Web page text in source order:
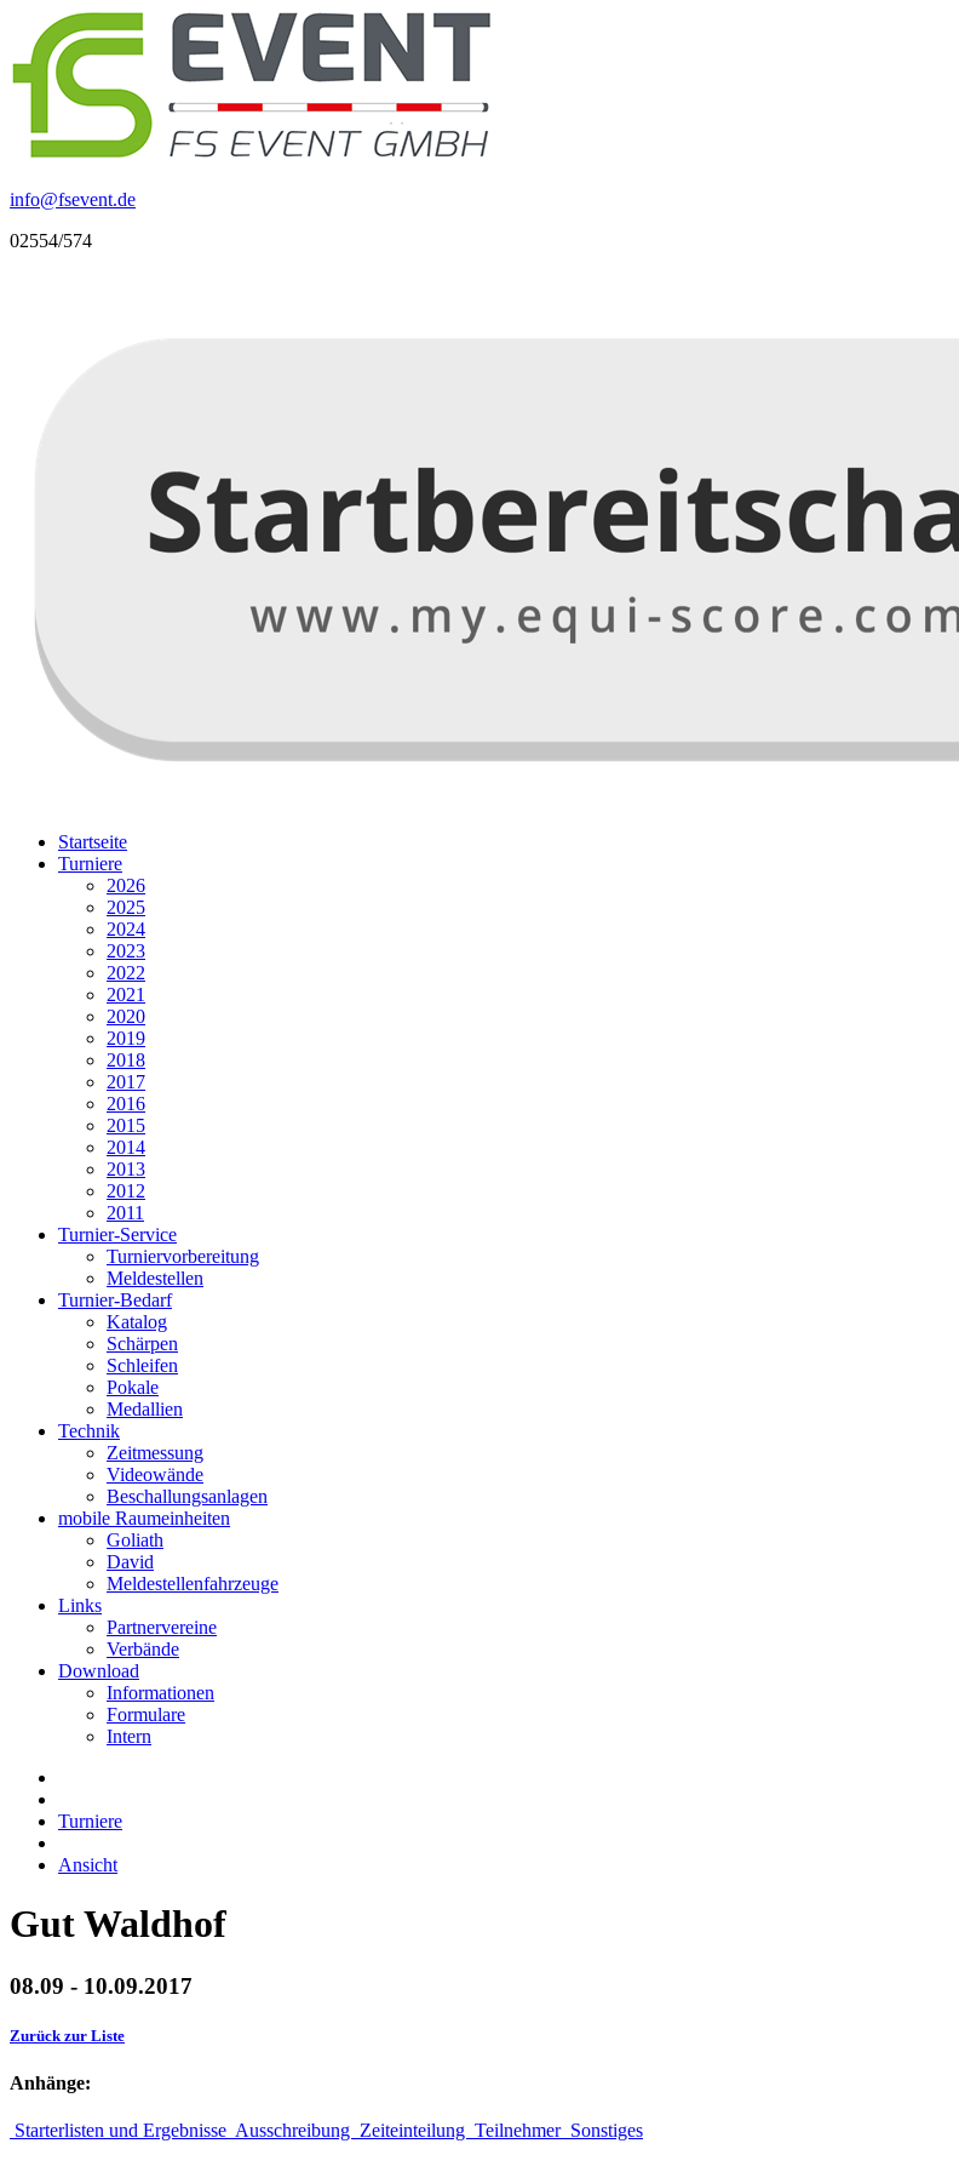
info@fsevent.de
02554/574
Startseite
Turniere
2026
2025
2024
2023
2022
2021
2020
2019
2018
2017
2016
2015
2014
2013
2012
2011
Turnier-Service
Turniervorbereitung
Meldestellen
Turnier-Bedarf
Katalog
Schärpen
Schleifen
Pokale
Medallien
Technik
Zeitmessung
Videowände
Beschallungsanlagen
mobile Raumeinheiten
Goliath
David
Meldestellenfahrzeuge
Links
Partnervereine
Verbände
Download
Informationen
Formulare
Intern
Turniere
Ansicht
Gut Waldhof
08.09 - 10.09.2017
Zurück zur Liste
Anhänge:
Starterlisten und Ergebnisse Ausschreibung Zeiteinteilung Teilnehmer Sonstiges